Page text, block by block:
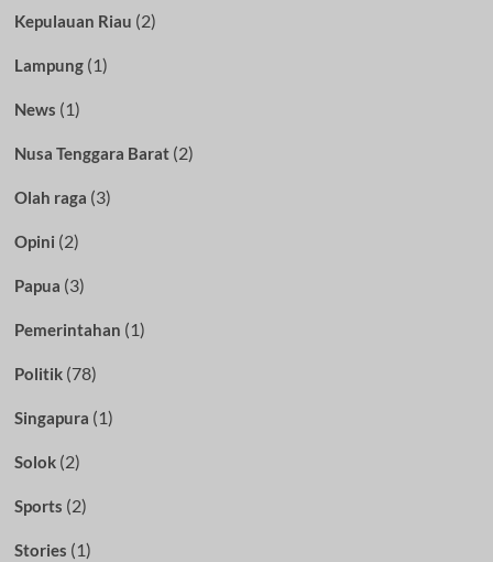
Kepulauan Riau (2)
Lampung(1)
News (1)
Nusa Tenggara Barat(2)
Olah raga (3)
Opini (2)
Papua (3)
Pemerintahan (1)
Politik(78)
Singapura (1)
Solok(2)
Sports (2)
Stories (1)